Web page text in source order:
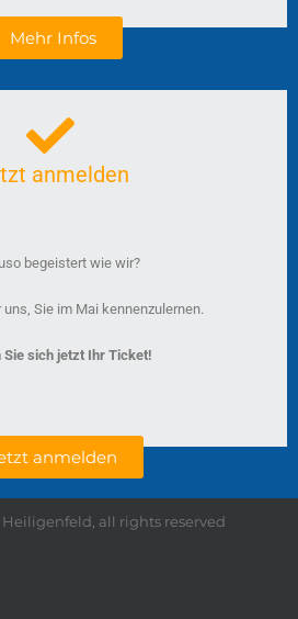
Mehr Infos
anmelden
begeistert wie wir?
Sie im Mai kennenzulernen.
Sie sich jetzt Ihr Ticket!
anmelden
all rights reserved